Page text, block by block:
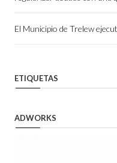
El Municipio de Trelew
ETIQUETAS
ADWORKS